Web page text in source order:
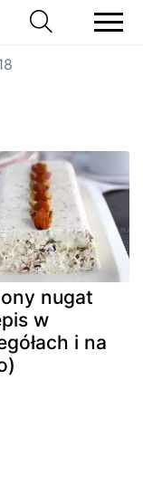
nugat
w
i na